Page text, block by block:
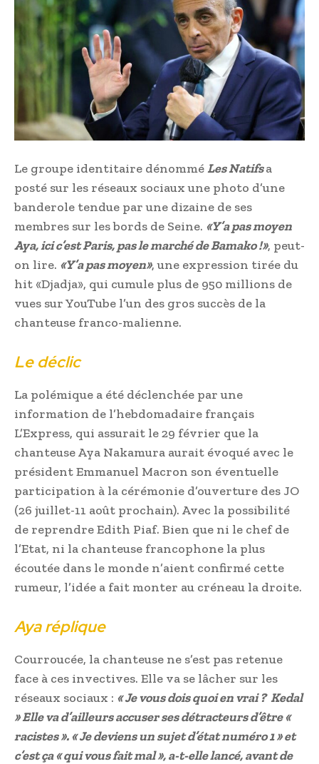
Le groupe identitaire dénomméLes Natifsa
posté sur les réseaux sociaux une photo d’une
banderole tendue par une dizaine de ses
membres sur les bords de Seine. «Y’a pas moyen
Aya, ici c’est Paris, pas le marché de Bamako !», peut-
on lire. «Y’a pas moyen», une expression tirée du
hit «Djadja», qui cumule plus de 950 millions de
vues sur YouTube l’un des gros succès de la
chanteuse franco-malienne.
Le déclic
La polémique a été déclenchée par une
information de l’hebdomadaire français
L’Express, qui assurait le 29 février que la
chanteuse Aya Nakamura aurait évoqué avec le
président Emmanuel Macron son éventuelle
participation à la cérémonie d’ouverture des JO
(26 juillet-11 août prochain). Avec la possibilité
de reprendre Edith Piaf. Bien que ni le chef de
l’Etat, ni la chanteuse francophone la plus
écoutée dans le monde n’aient confirmé cette
rumeur, l’idée a fait monter au créneau la droite.
Aya réplique
Courroucée, la chanteuse ne s’est pas retenue
face à ces invectives. Elle va se lâcher sur les
réseaux sociaux : « Je vous dois quoi en vrai ? Kedal
» Elle va d’ailleurs accuser ses détracteurs d’être «
racistes ». « Je deviens un sujet d’état numéro 1 » et
c’est ça « qui vous fait mal », a-t-elle lancé, avant de